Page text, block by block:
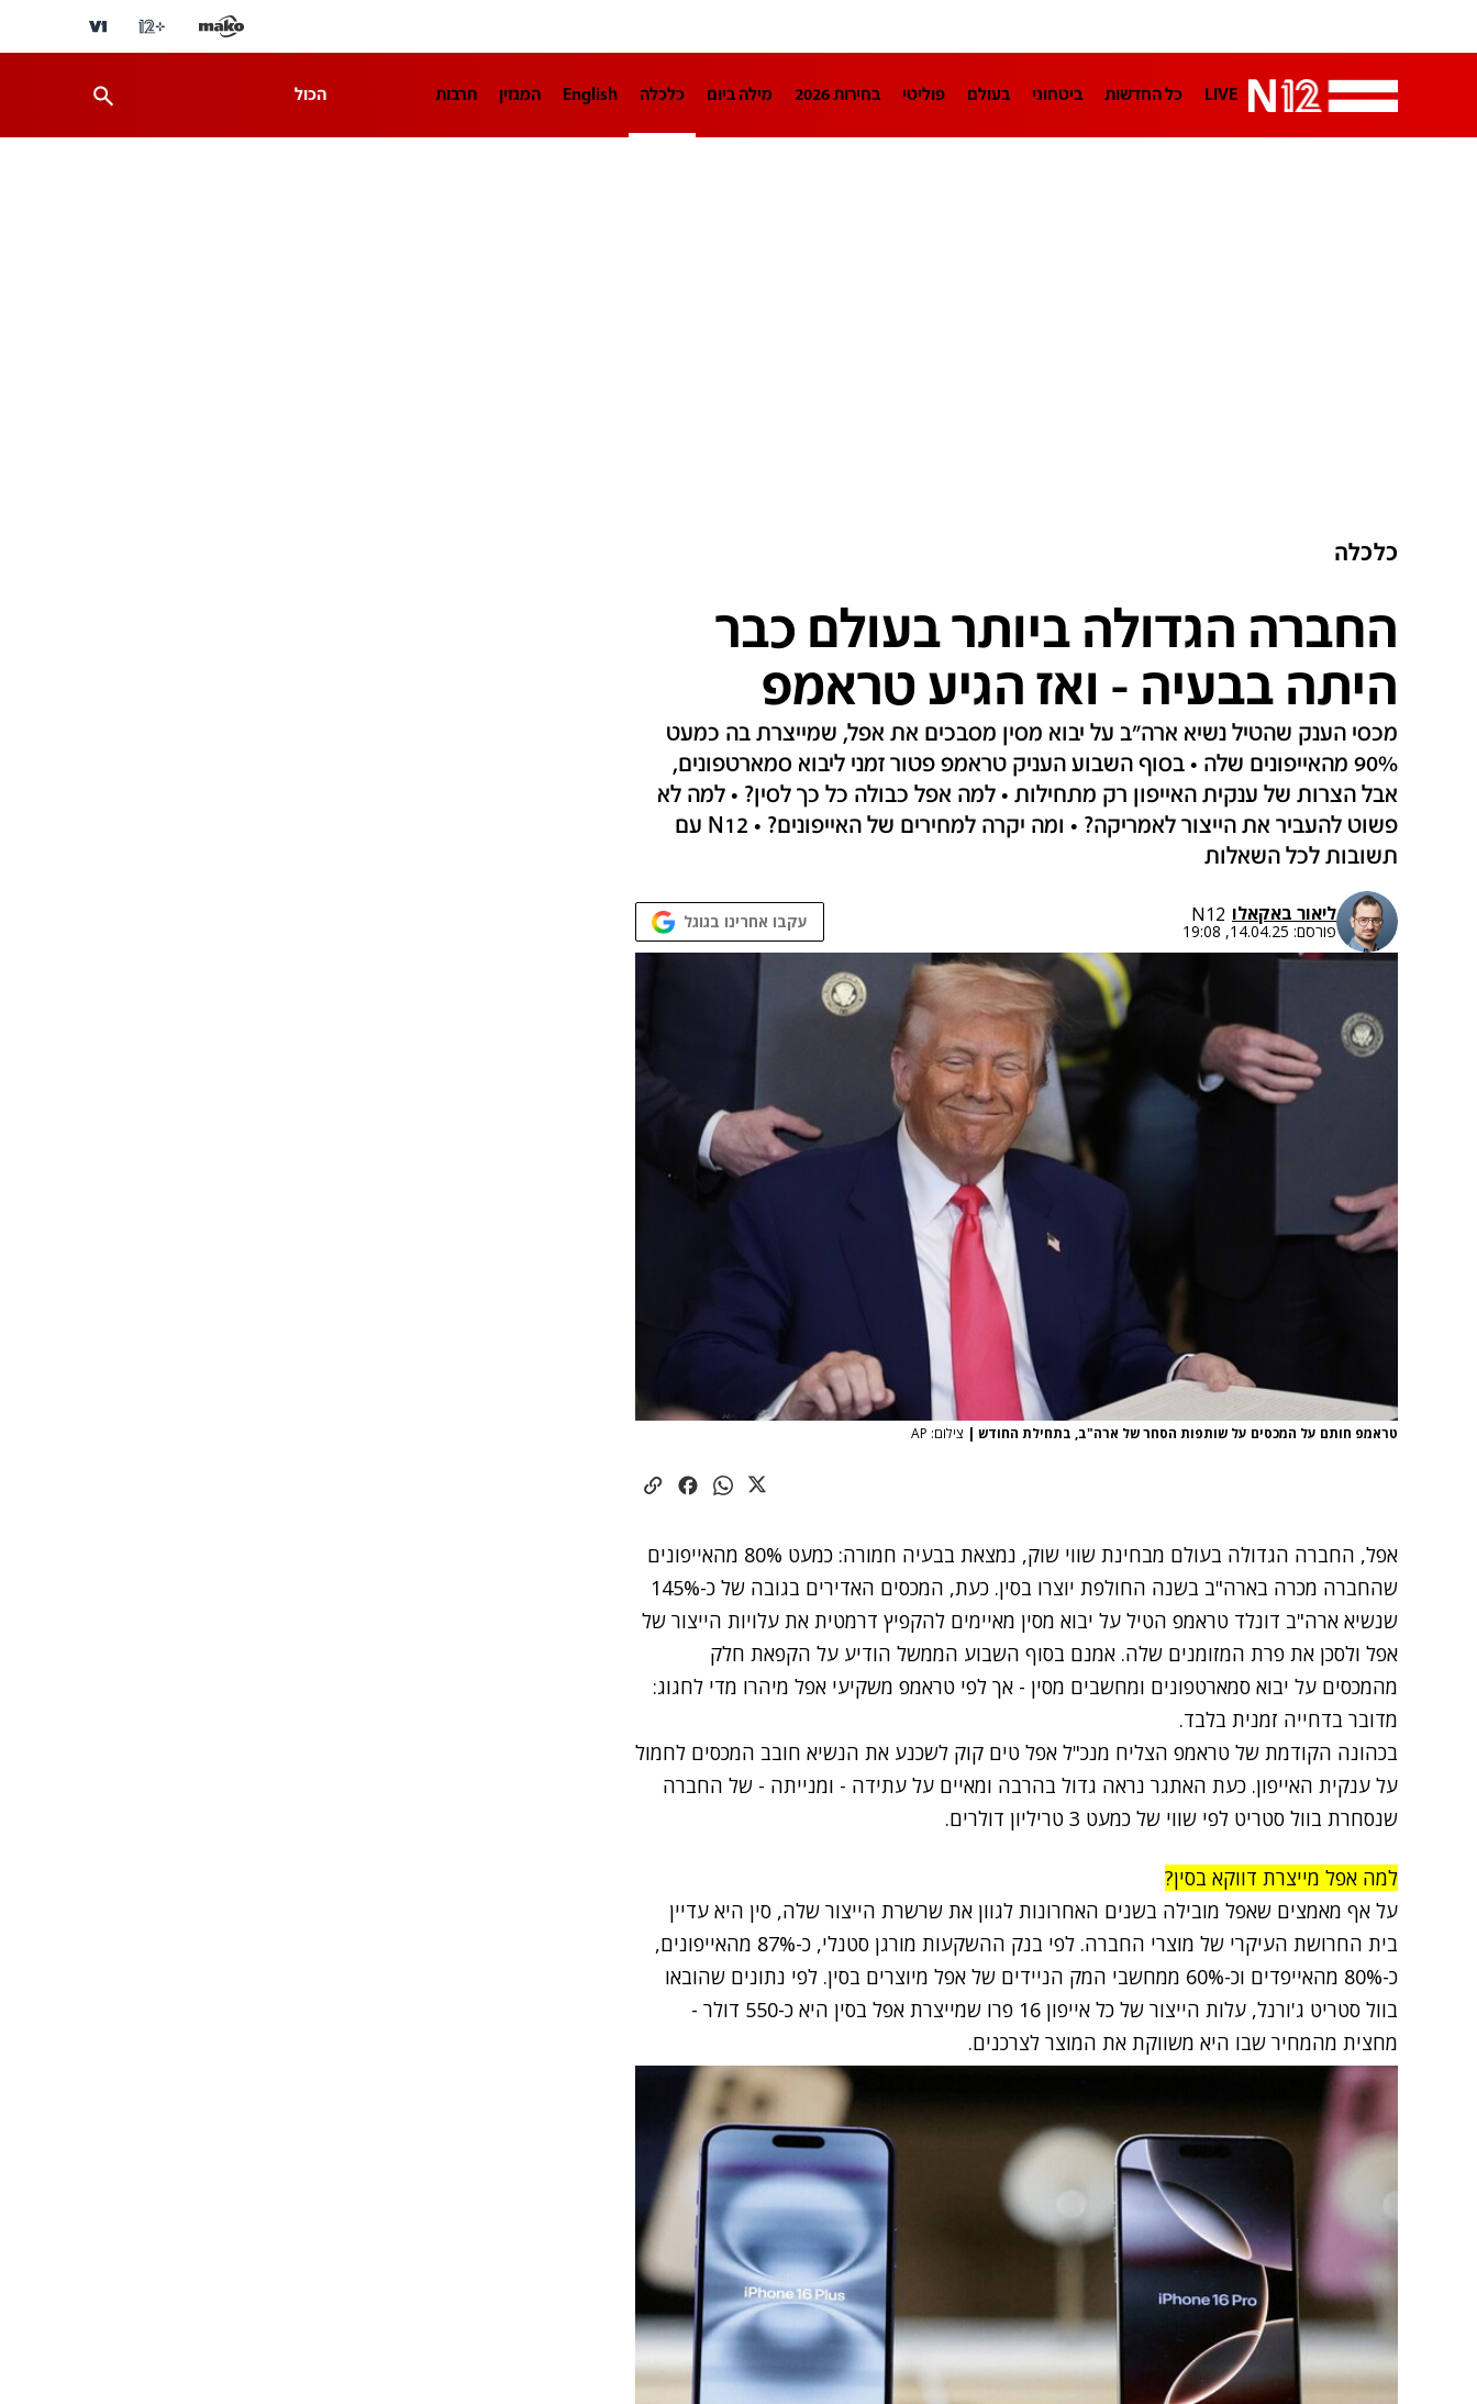
LIVE כל החדשות ביטחוני בעולם פוליטי בחירות 2026 מילה ביום כלכלה English המגזין תרבות הכול
כלכלה
החברה הגדולה ביותר בעולם כבר
היתה בבעיה - ואז הגיע טראמפ
מכסי הענק שהטיל נשיא ארה"ב על יבוא מסין מסבכים את אפל, שמייצרת בה כמעט
90% מהאייפונים שלה • בסוף השבוע העניק טראמפ פטור זמני ליבוא סמארטפונים,
אבל הצרות של ענקית האייפון רק מתחילות • למה אפל כבולה כל כך לסין? • למה לא
פשוט להעביר את הייצור לאמריקה? • ומה יקרה למחירים של האייפונים? • N12 עם
תשובות לכל השאלות
ליאור באקאלו N12
פורסם: 14.04.25, 19:08 עקבו אחרינו בגוגל
טראמפ חותם על המכסים על שותפות הסחר של ארה"ב, בתחילת החודש | צילום: AP
אפל, החברה הגדולה בעולם מבחינת שווי שוק, נמצאת בבעיה חמורה: כמעט 80% מהאייפונים
שהחברה מכרה בארה"ב בשנה החולפת יוצרו בסין. כעת, המכסים האדירים בגובה של כ-145%
שנשיא ארה"ב דונלד טראמפ הטיל על יבוא מסין מאיימים להקפיץ דרמטית את עלויות הייצור של
אפל ולסכן את פרת המזומנים שלה. אמנם בסוף השבוע הממשל הודיע על הקפאת חלק
מהמכסים על יבוא סמארטפונים ומחשבים מסין - אך לפי טראמפ משקיעי אפל מיהרו מדי לחגוג:
מדובר בדחייה זמנית בלבד.
בכהונה הקודמת של טראמפ הצליח מנכ"ל אפל טים קוק לשכנע את הנשיא חובב המכסים לחמול
על ענקית האייפון. כעת האתגר נראה גדול בהרבה ומאיים על עתידה - ומנייתה - של החברה
שנסחרת בוול סטריט לפי שווי של כמעט 3 טריליון דולרים.
למה אפל מייצרת דווקא בסין?
על אף מאמצים שאפל מובילה בשנים האחרונות לגוון את שרשרת הייצור שלה, סין היא עדיין
בית החרושת העיקרי של מוצרי החברה. לפי בנק ההשקעות מורגן סטנלי, כ-87% מהאייפונים,
כ-80% מהאייפדים וכ-60% ממחשבי המק הניידים של אפל מיוצרים בסין. לפי נתונים שהובאו
בוול סטריט ג'ורנל, עלות הייצור של כל אייפון 16 פרו שמייצרת אפל בסין היא כ-550 דולר -
מחצית מהמחיר שבו היא משווקת את המוצר לצרכנים.